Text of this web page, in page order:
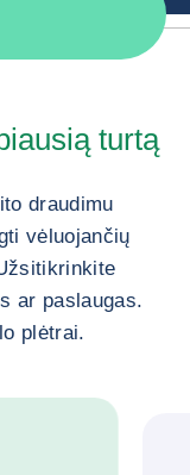
turtą
draudimu
vėluojančių
ar paslaugas.
plėtrai.